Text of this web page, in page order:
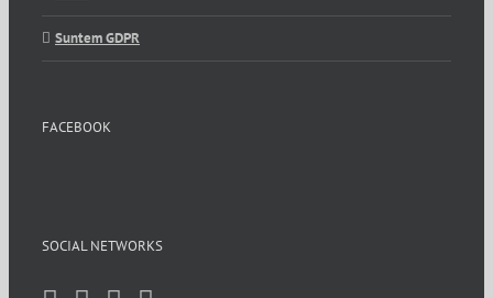
Suntem GDPR
FACEBOOK
SOCIAL NETWORKS